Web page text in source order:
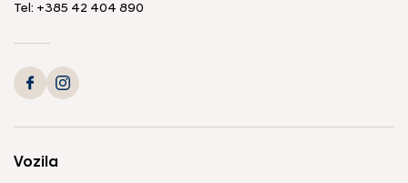
Tel: +385 42 404 890
Vozila